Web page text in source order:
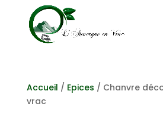
Accueil / Epices / Chanvre
vrac